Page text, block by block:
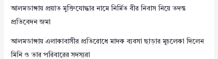
আলমডাঙ্গায় প্রয়াত মুক্তিযোদ্ধার নামে নির্মিত বীর নিবাস নিয়ে তদন্ত
প্রতিবেদন জমা
আলমডাঙ্গায় এলাকাবাসীর প্রতিরোধে মাদক ব্যবসা ছাড়ার মুচলেকা দিলেন
মিনি ও তার পরিবারের সদস্যরা